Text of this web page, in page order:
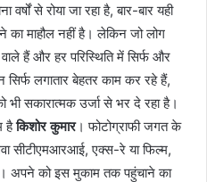
वर्षों से रोया जा रहा है, बार-बार यही
का माहौल नहीं है। लेकिन जो लोग
हैं और हर परिस्थिति में सिर्फ और
लगातार बेहतर काम कर रहे हैं,
भी सकारात्मक उर्जा से भर दे रहा है।
हैकिशोर कुमार। फोटोग्राफी जगत के
सीटीएमआरआई, एक्स-रे या फिल्म,
अपने को इस मुकाम तक पहुंचाने का